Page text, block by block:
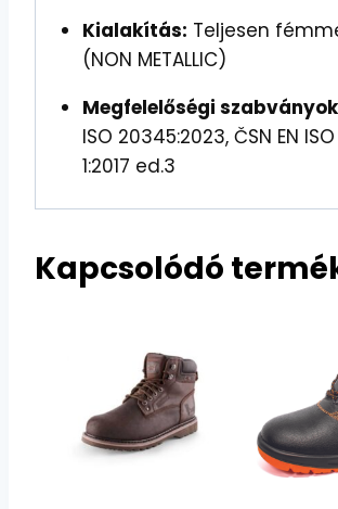
Kialakítás: Teljesen
(NON METALLIC)
Megfelelőségi
ISO 20345:2023, ČSN EN
1:2017 ed.3
Kapcsolódó